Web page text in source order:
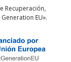
Recuperación,
EU».